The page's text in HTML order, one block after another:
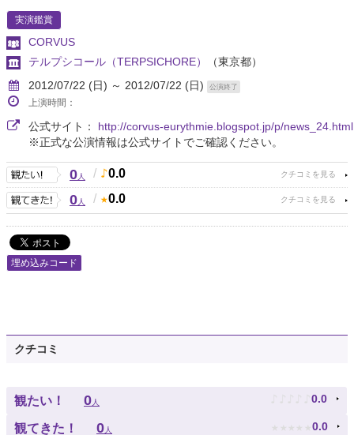
実演鑑賞
CORVUS
テルプシコール（TERPSICHORE）
（東京都）
2012/07/22 (日) ～ 2012/07/22 (日)
公演終了
上演時間：
公式サイト： http://corvus-eurythmie.blogspot.jp/p/news_24.html
※正式な公演情報は公式サイトでご確認ください。
0人 / 0.0
0人 / 0.0
埋め込みコード
クチコミ
観たい！ 0人 ♪ ♪ ♪ ♪ ♪ 0.0
観てきた！ 0人 ★ ★ ★ ★ ★ 0.0